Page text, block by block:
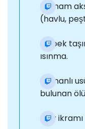
Hamam
(havlu,
Göbek
ısınma.
Osmanlı
bulunan
Çay ikramı